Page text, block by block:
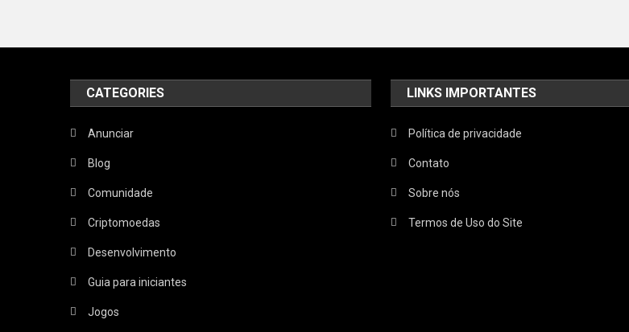
CATEGORIES
Anunciar
Blog
Comunidade
Criptomoedas
Desenvolvimento
Guia para iniciantes
Jogos
LINKS IMPORTANTES
Política de privacidade
Contato
Sobre nós
Termos de Uso do Site